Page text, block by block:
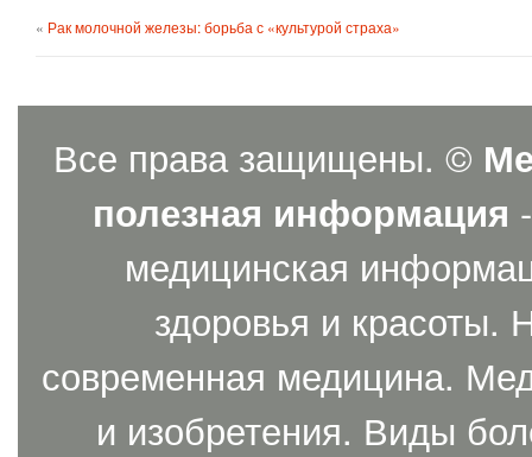
« Рак молочной железы: борьба с «культурой страха»
Все права защищены. ©
полезная информация
медицинская
здоровья и красоты.
современная медицина.
и изобретения. Виды